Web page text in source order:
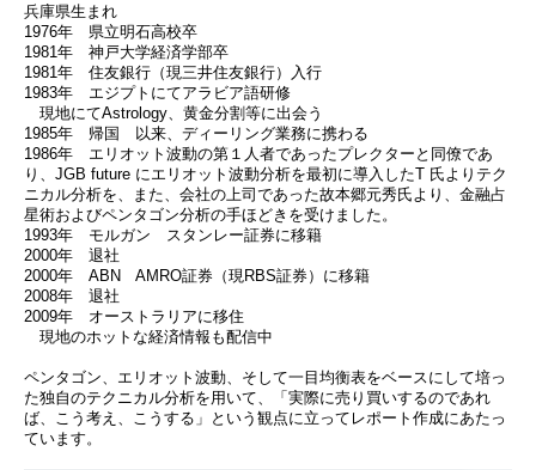
兵庫県生まれ
1976年 県立明石高校卒
1981年 神戸大学経済学部卒
1981年 住友銀行（現三井住友銀行）入行
1983年 エジプトにてアラビア語研修
現地にてAstrology、黄金分割等に出会う
1985年 帰国 以来、ディーリング業務に携わる
1986年 エリオット波動の第１人者であったプレクターと同僚であ
り、JGB future にエリオット波動分析を最初に導入したT 氏よりテク
ニカル分析を、また、会社の上司であった故本郷元秀氏より、金融占
星術およびペンタゴン分析の手ほどきを受けました。
1993年 モルガン スタンレー証券に移籍
2000年 退社
2000年 ABN AMRO証券（現RBS証券）に移籍
2008年 退社
2009年 オーストラリアに移住
現地のホットな経済情報も配信中
ペンタゴン、エリオット波動、そして一目均衡表をベースにして培っ
た独自のテクニカル分析を用いて、「実際に売り買いするのであれ
ば、こう考え、こうする」という観点に立ってレポート作成にあたっ
ています。